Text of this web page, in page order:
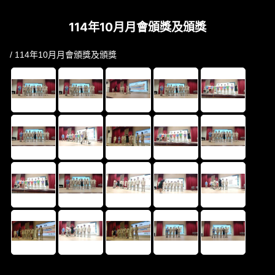
114年10月月會頒獎及頒獎
/ 114年10月月會頒獎及頒獎